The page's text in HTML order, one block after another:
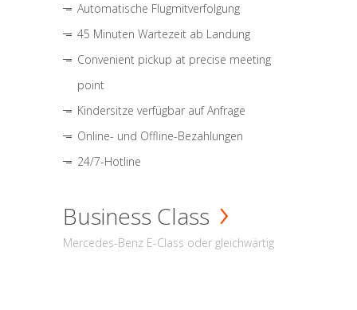
Automatische Flugmitverfolgung
45 Minuten Wartezeit ab Landung
Convenient pickup at precise meeting
point
Kindersitze verfügbar auf Anfrage
Online- und Offline-Bezahlungen
24/7-Hotline
Business Class
Mercedes-Benz E-Class oder gleichwärtig